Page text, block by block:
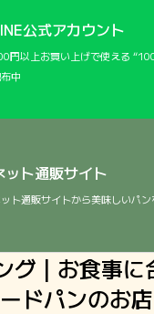
公式アカウント
円以上お買い上げで使える
中
ット通販サイト
ト通販サイトから美味しいパ
グ | お食事に
ードパンのお店